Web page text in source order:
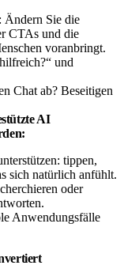
Ändern Sie die
CTAs und die
voranbringt.
und
Chat ab? Beseitigen
AI
tippen,
sich natürlich anfühlt.
oder
Anwendungsfälle